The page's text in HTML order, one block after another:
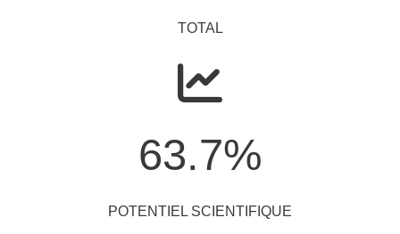
TOTAL
63.7%
POTENTIEL SCIENTIFIQUE